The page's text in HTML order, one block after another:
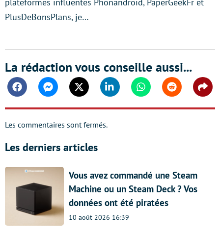
PlusDeBonsPlans, je…
La rédaction vous conseille aussi...
FacebookMessengerTwitter Linkedin WhatsappReddit
Les commentaires sont fermés.
Les derniers articles
Vous avez commandé une Steam
Machine ou un Steam Deck ? Vos
données ont été piratées
10 août 2026 16:39